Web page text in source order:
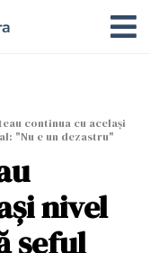
continua cu același
"Nu e un dezastru"
nivel
șeful